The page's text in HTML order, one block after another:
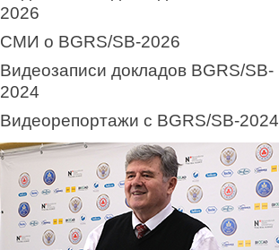
2026
СМИ о BGRS/SB-2026
Видеозаписи докладов BGRS/SB-
2024
Видеорепортажи с BGRS/SB-2024